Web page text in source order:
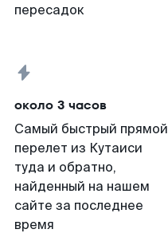
пересадок
около 3 часов
Самый быстрый прямой
перелет из Кутаиси
туда и обратно,
найденный на нашем
сайте за последнее
время